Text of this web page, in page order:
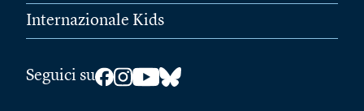
Internazionale Kids
Seguici su